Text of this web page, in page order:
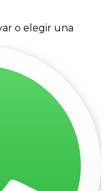
o elegir una